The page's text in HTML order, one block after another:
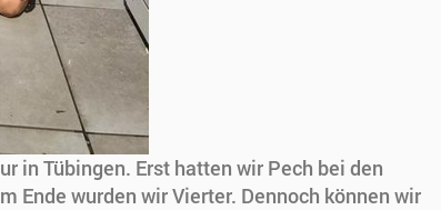
in Tübingen. Erst hatten wir Pech bei den
Ende wurden wir Vierter. Dennoch können wir